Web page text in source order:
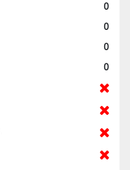
0
0
0
0